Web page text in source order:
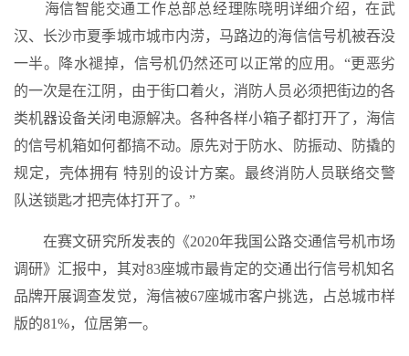
海信智能交通工作总部总经理陈晓明详细介绍，在武
汉、长沙市夏季城市城市内涝，马路边的海信信号机被吞没
一半。降水褪掉，信号机仍然还可以正常的应用。“更恶劣
的一次是在江阴，由于街口着火，消防人员必须把街边的各
类机器设备关闭电源解决。各种各样小箱子都打开了，海信
的信号机箱如何都搞不动。原先对于防水、防振动、防撬的
规定，壳体拥有 特别的设计方案。最终消防人员联络交警
队送锁匙才把壳体打开了。”
在赛文研究所发表的《2020年我国公路交通信号机市场
调研》汇报中，其对83座城市最肯定的交通出行信号机知名
品牌开展调查发觉，海信被67座城市客户挑选，占总城市样
版的81%，位居第一。